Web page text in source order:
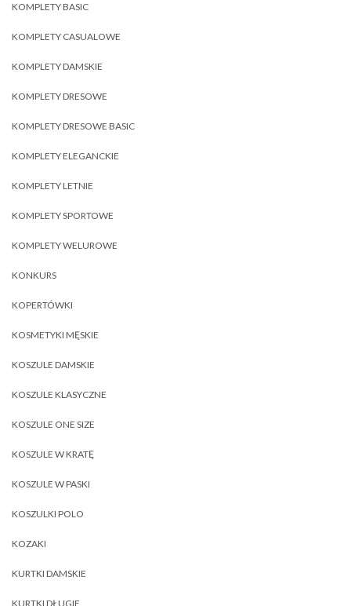
KOMPLETY BASIC
KOMPLETY CASUALOWE
KOMPLETY DAMSKIE
KOMPLETY DRESOWE
KOMPLETY DRESOWE BASIC
KOMPLETY ELEGANCKIE
KOMPLETY LETNIE
KOMPLETY SPORTOWE
KOMPLETY WELUROWE
KONKURS
KOPERTÓWKI
KOSMETYKI MĘSKIE
KOSZULE DAMSKIE
KOSZULE KLASYCZNE
KOSZULE ONE SIZE
KOSZULE W KRATĘ
KOSZULE W PASKI
KOSZULKI POLO
KOZAKI
KURTKI DAMSKIE
KURTKI DŁUGIE